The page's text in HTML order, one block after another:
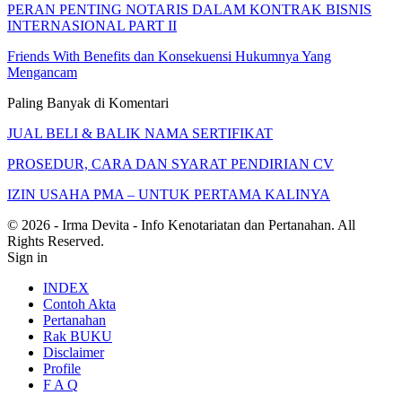
PERAN PENTING NOTARIS DALAM KONTRAK BISNIS
INTERNASIONAL PART II
Friends With Benefits dan Konsekuensi Hukumnya Yang
Mengancam
Paling Banyak di Komentari
JUAL BELI & BALIK NAMA SERTIFIKAT
PROSEDUR, CARA DAN SYARAT PENDIRIAN CV
IZIN USAHA PMA – UNTUK PERTAMA KALINYA
© 2026 - Irma Devita - Info Kenotariatan dan Pertanahan. All
Rights Reserved.
Sign in
INDEX
Contoh Akta
Pertanahan
Rak BUKU
Disclaimer
Profile
F A Q